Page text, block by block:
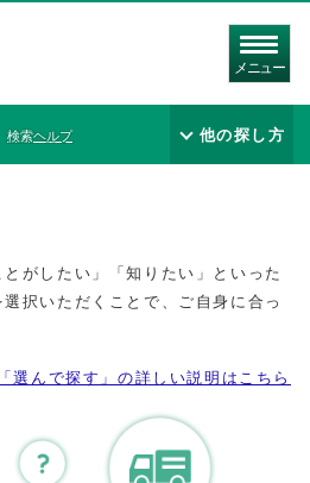
メニュー
検索ヘルプ 他の探し方
がしたい」「知りたい」といった
択いただくことで、ご自身に合っ
「選んで探す」の詳しい説明はこちら